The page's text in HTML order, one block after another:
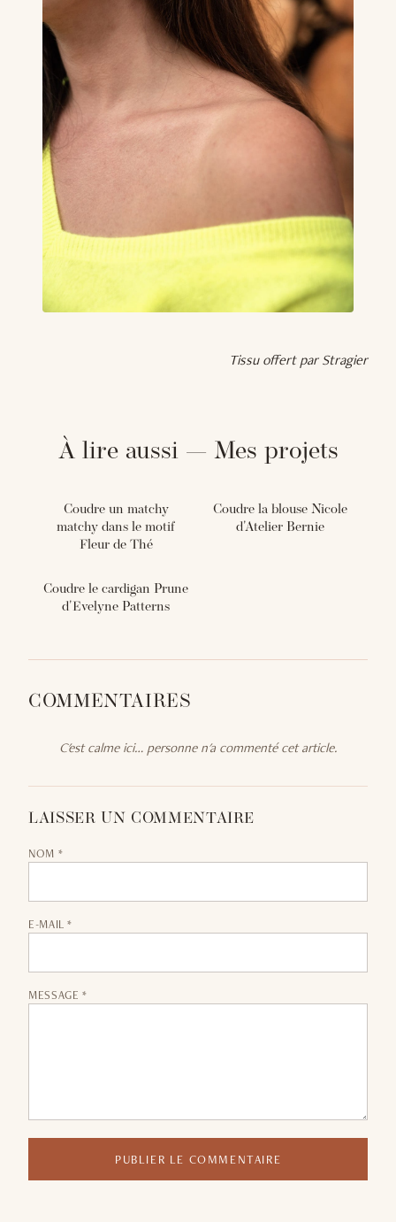
Tissu offert par Stragier
À lire aussi — Mes projets
Coudre un matchy
matchy dans le motif
Fleur de Thé
Coudre la blouse Nicole
d'Atelier Bernie
Coudre le cardigan Prune
d'Evelyne Patterns
COMMENTAIRES
C'est calme ici… personne n'a commenté cet article.
LAISSER UN COMMENTAIRE
NOM *
E-MAIL *
MESSAGE *
PUBLIER LE COMMENTAIRE